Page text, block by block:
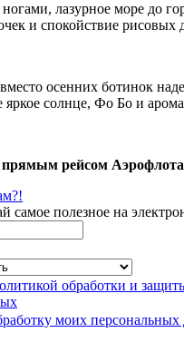
лазурное море до
и спокойствие
осенних ботинок
яркое солнце, Фо Бо и
рейсом
обработки и
моих